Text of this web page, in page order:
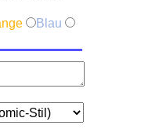
Blau